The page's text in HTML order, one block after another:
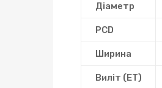
Діаметр
PCD
Ширина
Виліт (ЕТ)